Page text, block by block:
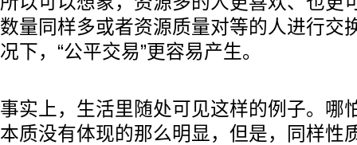
数量同样多或者资源质量对等的人进行交
况下，“公平交易”更容易产生。
事实上，生活里随处可见这样的例子。哪
本质没有体现的那么明显，但是，同样性